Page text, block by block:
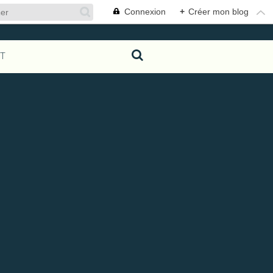
Connexion + Créer mon blog